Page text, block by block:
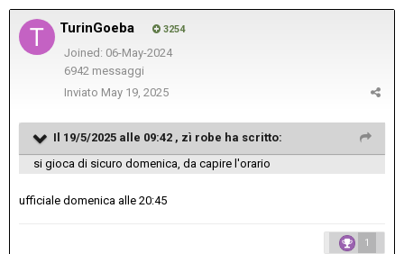
TurinGoeba 3254
Joined: 06-May-2024
6942 messaggi
Inviato May 19, 2025
Il 19/5/2025 alle 09:42 , zì robe ha scritto:
si gioca di sicuro domenica, da capire l'orario
ufficiale domenica alle 20:45
1